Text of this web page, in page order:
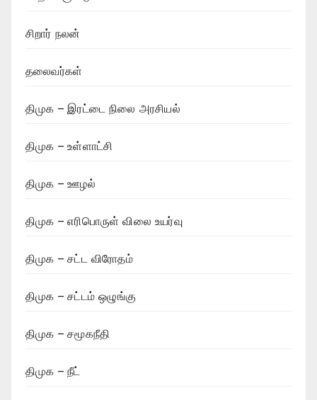
சிறார் நலன்
தலைவர்கள்
திமுக – இரட்டை நிலை அரசியல்
திமுக – உள்ளாட்சி
திமுக – ஊழல்
திமுக – எரிபொருள் விலை உயர்வு
திமுக – சட்ட விரோதம்
திமுக – சட்டம் ஒழுங்கு
திமுக – சமூகநீதி
திமுக – நீட்